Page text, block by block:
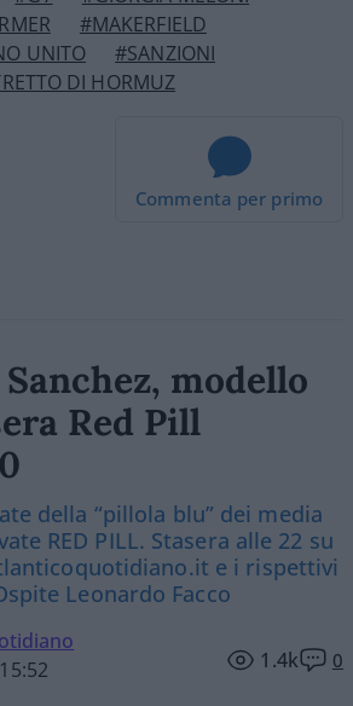
#MAKERFIELD
UNITO
#SANZIONI
DI HORMUZ
Commenta per primo
modello
Red Pill
della “pillola blu” dei media
RED PILL. Stasera alle 22 su
e i rispettivi
Leonardo Facco
1.4k 0